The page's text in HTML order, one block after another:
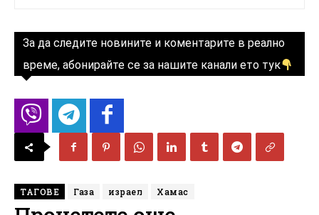
За да следите новините и коментарите в реално
време, абонирайте се за нашите канали ето тук
ТАГОВЕ Газа израел Хамас